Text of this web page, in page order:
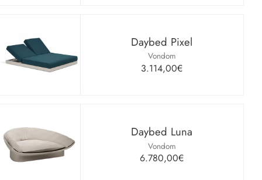
Daybed Pixel
Vondom
3.114,00€
Daybed Luna
Vondom
6.780,00€